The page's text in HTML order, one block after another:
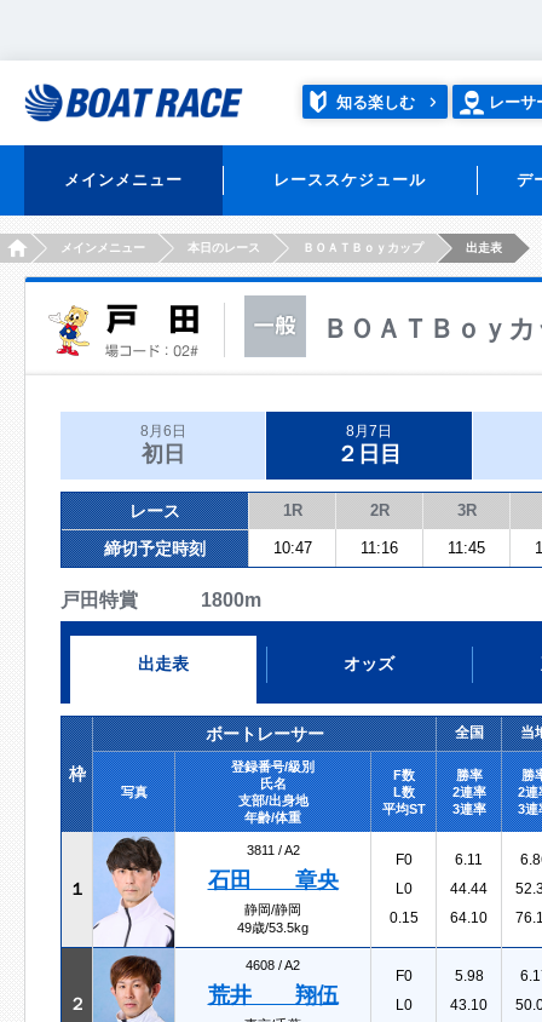
知る楽しむ レーサ
メインメニュー レーススケジュール デ
HOMEメインメニュー 本日のレース ＢＯＡＴＢｏｙカップ 出走表
ＢＯＡＴＢｏｙ
8月6日
初日
8月7日
２日目
レース 1R 2R 3R
締切予定時刻 10:47 11:16 11:45
戸田特賞 1800m
出走表 オッズ
枠
ボートレーサー 全国 当
写真
登録番号/級別
氏名
支部/出身地
年齢/体重
F数
L数
平均ST
勝率
2連率
3連率
勝
2連
3連
１
3811 /A2
石田 章央
静岡/静岡
49歳/53.5kg
F0
L0
0.15
6.11
44.44
64.10
２
4608 /A2
荒井 翔伍
F0
L0
5.98
43.10